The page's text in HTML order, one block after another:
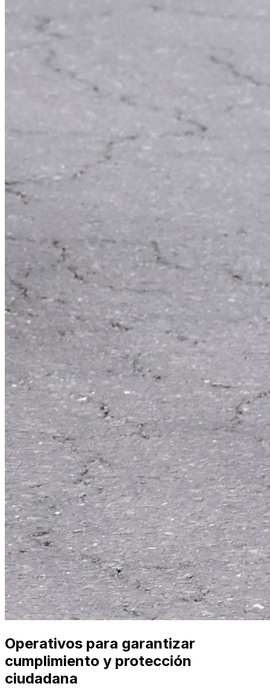
Operativos para garantizar
cumplimiento y protección
ciudadana